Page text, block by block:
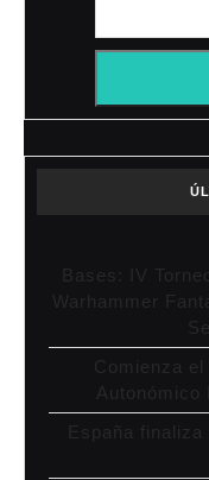
Bases: IV
Warhammer
Comienza el
Autonómico
España finaliza